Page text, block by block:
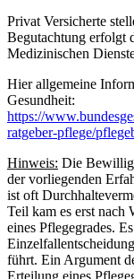
Privat Versicherte
Begutachtung erfolgt
Medizinischen
Hier allgemeine
Gesundheit:
https://
ratgeber-pflege/
Hinweis: Die
der vorliegenden
ist oft
Teil kam es erst nach
eines Pflegegrades.
führt. Ein Argument